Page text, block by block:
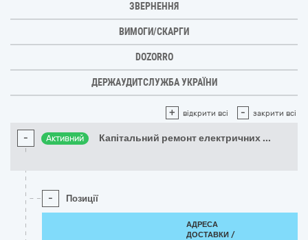
ЗВЕРНЕННЯ
ВИМОГИ/СКАРГИ
DOZORRO
ДЕРЖАУДИТСЛУЖБА УКРАЇНИ
+ відкрити всі - закрити всі
- Активний Капітальний ремонт електричних ...
- Позиції
АДРЕСА
ДОСТАВКИ /